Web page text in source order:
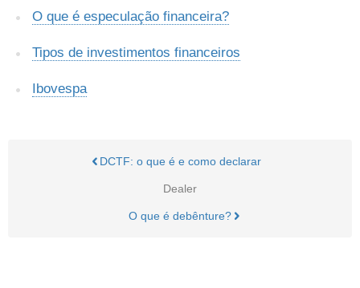
O que é especulação financeira?
Tipos de investimentos financeiros
Ibovespa
DCTF: o que é e como declarar
Dealer
O que é debênture?